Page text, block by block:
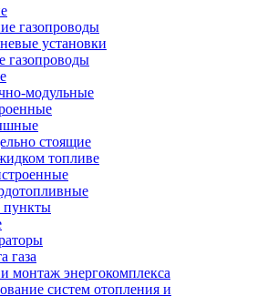
газопроводы
установки
газопроводы
модульные
стоящие
топливе
пункты
газа
монтаж энергокомплекса
систем отопления и